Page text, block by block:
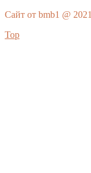
Сайт от bmb1 @ 2021
Top